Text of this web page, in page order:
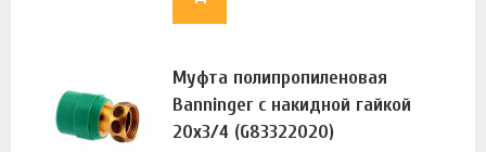
Муфта полипропиленовая
Banninger с накидной гайкой
20х3/4 (G83322020)